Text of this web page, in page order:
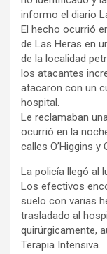
informo el diario
El hecho ocurrió
de Las Heras en
de la localidad
los atacantes
atacaron con un
hospital.
Le reclamaban
ocurrió en la
calles O’Higgins y
La policía llegó al
Los efectivos
suelo con varias
trasladado al
quirúrgicamente,
Terapia Intensiva.